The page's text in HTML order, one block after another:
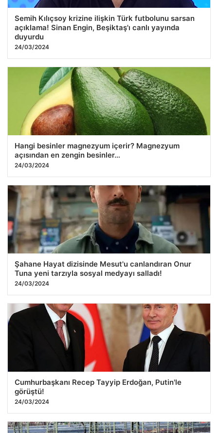
Semih Kılıçsoy krizine ilişkin Türk futbolunu sarsan
açıklama! Sinan Engin, Beşiktaş'ı canlı yayında
duyurdu
24/03/2024
Hangi besinler magnezyum içerir? Magnezyum
açısından en zengin besinler…
24/03/2024
Şahane Hayat dizisinde Mesut'u canlandıran Onur
Tuna yeni tarzıyla sosyal medyayı salladı!
24/03/2024
Cumhurbaşkanı Recep Tayyip Erdoğan, Putin'le
görüştü!
24/03/2024